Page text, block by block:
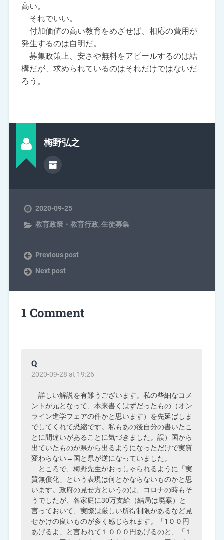
高い。
それでいい。
付加価値の高い教育をめざせば、相応の費用が
発生するのは自明だ。
募集政策上、安さや無料をアピールするのは結
構だが、求められているのはそれだけではないだ
ろう。
梅野弘之
2020-09-25
教育政策・教育行政,生徒募集
Previous post
Next post
1 Comment
Q
2020-09-28 at 19:26
詳しい解説を有難うございます。私の些細なコメ
ントが元となって、本来書くはずだったもの（オン
ライン進学フェアの件かと思います）を先延ばしま
でしてくれて恐縮です。私もあの後自分の書いたこ
とに間違いがあることに気づきました。誤）国から
出ていたものが県から出るようになっただけで実質
変わらない→国と県が逆になっていました。
ところで、梅野先生がおっしゃられるように「実
質無償化」という表現は何とかならないものかと思
います。政府の見せ方というのは、コロナの時もそ
うでしたが、各家庭に30万支給（結局は廃案）と
言っておいて、実際は厳しい所得制限があるなど見
せかけの良いものが多く感じられます。「1００円
あげるよ」と言われて１０００円あげるのと、「１